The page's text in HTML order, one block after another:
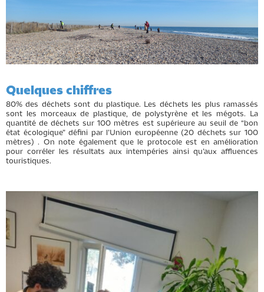
Quelques chiffres
80%des déchetssont du plastique. Les déchets les plus ramassés
sont les morceaux de plastique, de polystyrène et les mégots.
La
quantité de déchets sur 100 mètres est supérieure au seuil de “bon
état écologique” défini par l’Union européenne(20 déchets sur 100
mètres) .
On note également que le protocole est en amélioration
pour corréler les résultats aux intempéries ainsi qu’aux affluences
touristiques.